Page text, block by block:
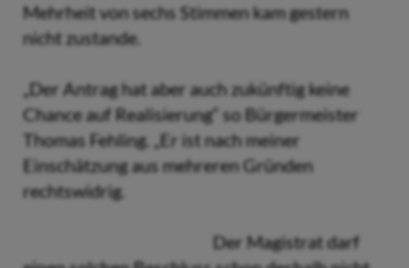
Mehrheit von sechs Stimmen kam gestern
nicht zustande.
„Der Antrag hat aber auch zukünftig keine
Chance auf Realisierung“ so Bürgermeister
Thomas Fehling. „Er ist nach meiner
Einschätzung aus mehreren Gründen
rechtswidrig.
Der Magistrat darf